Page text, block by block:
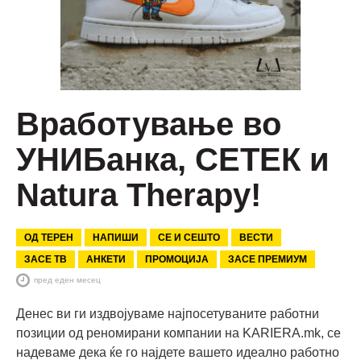
Вработување во
УНИБанка, СЕТЕК и
Natura Therapy!
ОД ТЕРЕН НАПИШИ СЕ И СЕШТО
ВЕСТИ
ЗАСЕ ТВ
АНКЕТИ ПРОМОЦИЈА ЗАСЕ ПРЕМИУМ
пред еден месец
Денес ви ги издвојуваме најпосетуваните работни
позиции од реномирани компании на KARIERA.mk, се
надеваме дека ќе го најдете вашето идеално работно